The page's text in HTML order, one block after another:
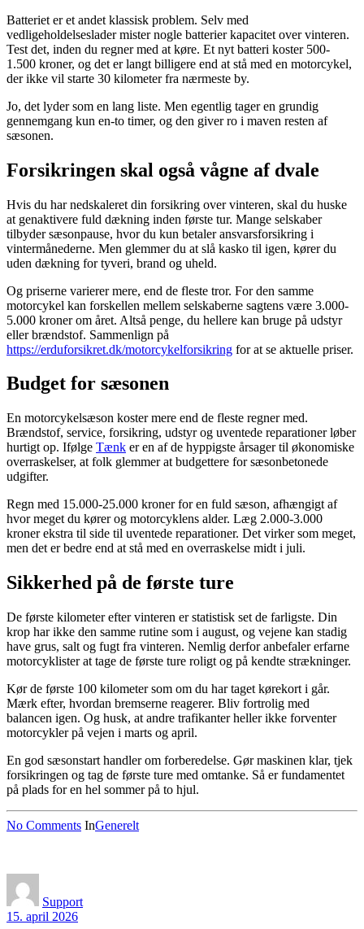
Batteriet er et andet klassisk problem. Selv med
vedligeholdelseslader mister nogle batterier kapacitet over vinteren.
Test det, inden du regner med at køre. Et nyt batteri koster 500-
1.500 kroner, og det er langt billigere end at stå med en motorcykel,
der ikke vil starte 30 kilometer fra nærmeste by.
Jo, det lyder som en lang liste. Men egentlig tager en grundig
gennemgang kun en-to timer, og den giver ro i maven resten af
sæsonen.
Forsikringen skal også vågne af dvale
Hvis du har nedskaleret din forsikring over vinteren, skal du huske
at genaktivere fuld dækning inden første tur. Mange selskaber
tilbyder sæsonpause, hvor du kun betaler ansvarsforsikring i
vintermånederne. Men glemmer du at slå kasko til igen, kører du
uden dækning for tyveri, brand og uheld.
Og priserne varierer mere, end de fleste tror. For den samme
motorcykel kan forskellen mellem selskaberne sagtens være 3.000-
5.000 kroner om året. Altså penge, du hellere kan bruge på udstyr
eller brændstof. Sammenlign på
https://erduforsikret.dk/motorcykelforsikring for at se aktuelle priser.
Budget for sæsonen
En motorcykelsæson koster mere end de fleste regner med.
Brændstof, service, forsikring, udstyr og uventede reparationer løber
hurtigt op. Ifølge Tænk er en af de hyppigste årsager til økonomiske
overraskelser, at folk glemmer at budgettere for sæsonbetonede
udgifter.
Regn med 15.000-25.000 kroner for en fuld sæson, afhængigt af
hvor meget du kører og motorcyklens alder. Læg 2.000-3.000
kroner ekstra til side til uventede reparationer. Det virker som meget,
men det er bedre end at stå med en overraskelse midt i juli.
Sikkerhed på de første ture
De første kilometer efter vinteren er statistisk set de farligste. Din
krop har ikke den samme rutine som i august, og vejene kan stadig
have grus, salt og fugt fra vinteren. Nemlig derfor anbefaler erfarne
motorcyklister at tage de første ture roligt og på kendte strækninger.
Kør de første 100 kilometer som om du har taget kørekort i går.
Mærk efter, hvordan bremserne reagerer. Bliv fortrolig med
balancen igen. Og husk, at andre trafikanter heller ikke forventer
motorcykler på vejen i marts og april.
En god sæsonstart handler om forberedelse. Gør maskinen klar, tjek
forsikringen og tag de første ture med omtanke. Så er fundamentet
på plads for en hel sommer på to hjul.
No Comments InGenerelt
Support
15. april 2026